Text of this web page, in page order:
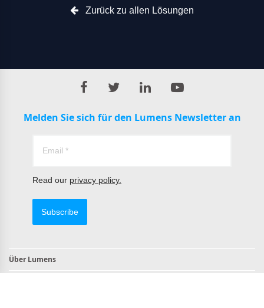
Zurück zu allen Lösungen
Melden Sie sich für den Lumens Newsletter an
Read our privacy policy.
Subscribe
Über Lumens